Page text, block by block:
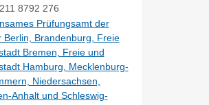
8792 276
Prüfungsamt der
Berlin, Brandenburg, Freie
Bremen, Freie und
Hamburg, Mecklenburg-
Niedersachsen,
Anhalt und Schleswig-